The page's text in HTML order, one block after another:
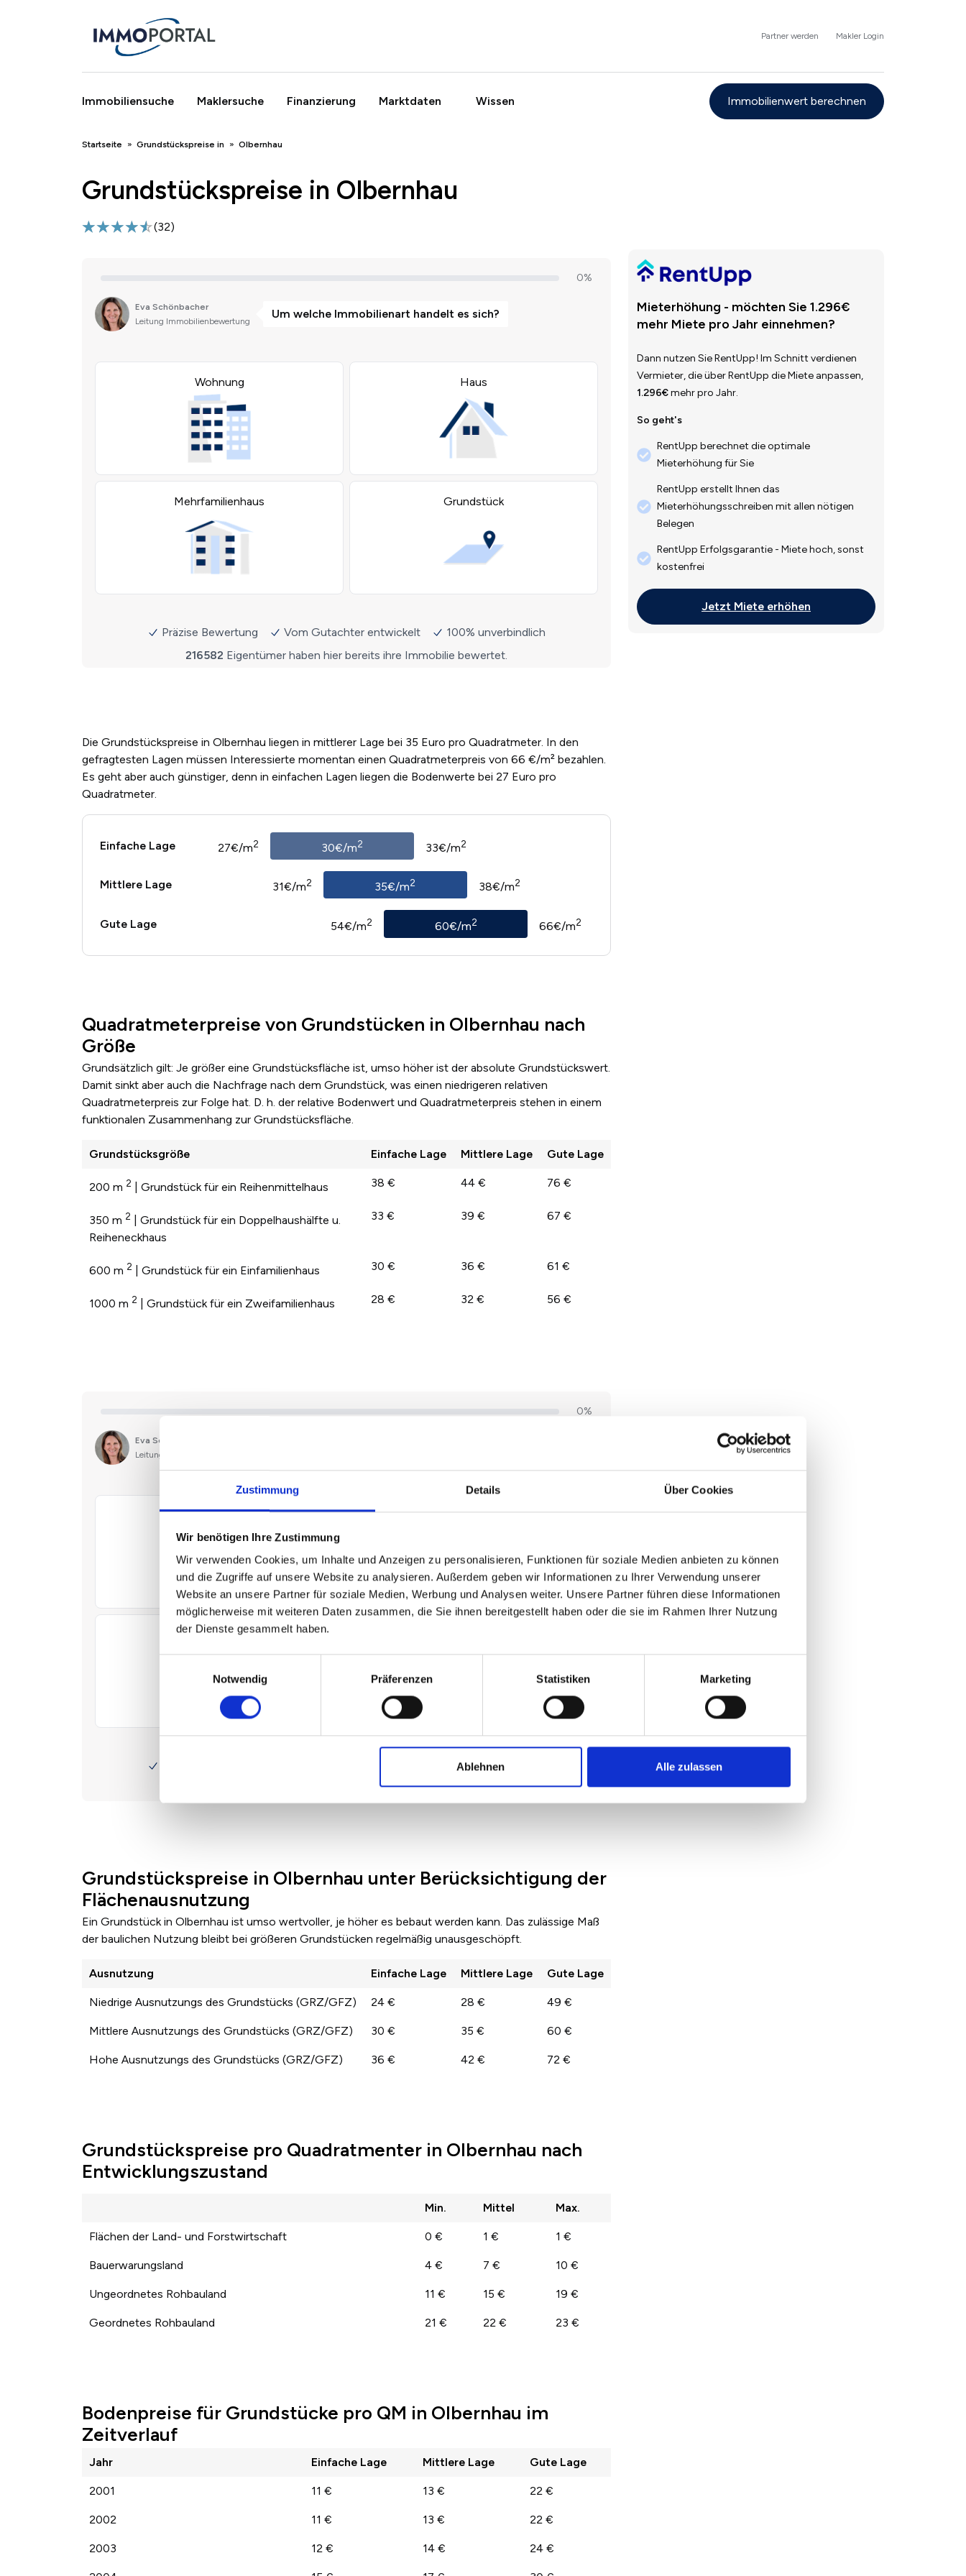
Zustimmung Details Über Cookies
Wir benötigen Ihre Zustimmung
Wir verwenden Cookies, um Inhalte und Anzeigen zu personalisieren, Funktionen für soziale Medien anbieten zu können
und die Zugriffe auf unsere Website zu analysieren. Außerdem geben wir Informationen zu Ihrer Verwendung unserer
Website an unsere Partner für soziale Medien, Werbung und Analysen weiter. Unsere Partner führen diese Informationen
möglicherweise mit weiteren Daten zusammen, die Sie ihnen bereitgestellt haben oder die sie im Rahmen Ihrer Nutzung
der Dienste gesammelt haben.
Notwendig
Präferenzen Statistiken Marketing
Ablehnen Alle zulassen
Partner werden Makler Login
Immobiliensuche Maklersuche Finanzierung Marktdaten Wissen Immobilienwert berechnen
Breadcrumb
Startseite Grundstückspreise in Olbernhau
Grundstückspreise in Olbernhau
(32)
Die Grundstückspreise in Olbernhau liegen in mittlerer Lage bei 35 Euro pro Quadratmeter. In den
gefragtesten Lagen müssen Interessierte momentan einen Quadratmeterpreis von 66 €/m² bezahlen.
Es geht aber auch günstiger, denn in einfachen Lagen liegen die Bodenwerte bei 27 Euro pro
Quadratmeter.
Einfache Lage 27€/m2 30€/m2 33€/m2
Mittlere Lage 31€/m2 35€/m2 38€/m2
Gute Lage 54€/m2 60€/m2 66€/m2
Quadratmeterpreise von Grundstücken in Olbernhau nach
Größe
Grundsätzlich gilt: Je größer eine Grundstücksfläche ist, umso höher ist der absolute Grundstückswert.
Damit sinkt aber auch die Nachfrage nach dem Grundstück, was einen niedrigeren relativen
Quadratmeterpreis zur Folge hat. D. h. der relative Bodenwert und Quadratmeterpreis stehen in einem
funktionalen Zusammenhang zur Grundstücksfläche.
Grundstücksgröße Einfache Lage Mittlere Lage Gute Lage
200 m 2 | Grundstück für ein Reihenmittelhaus 38 € 44 € 76 €
350 m 2
| Grundstück für ein Doppelhaushälfte u.
Reiheneckhaus
33 € 39 € 67 €
600 m 2 | Grundstück für ein Einfamilienhaus 30 € 36 € 61 €
1000 m 2 | Grundstück für ein Zweifamilienhaus 28 € 32 € 56 €
Grundstückspreise in Olbernhau unter Berücksichtigung der
Flächenausnutzung
Ein Grundstück in Olbernhau ist umso wertvoller, je höher es bebaut werden kann. Das zulässige Maß
der baulichen Nutzung bleibt bei größeren Grundstücken regelmäßig unausgeschöpft.
Ausnutzung Einfache Lage Mittlere Lage Gute Lage
Niedrige Ausnutzungs des Grundstücks (GRZ/GFZ) 24 € 28 € 49 €
Mittlere Ausnutzungs des Grundstücks (GRZ/GFZ) 30 € 35 € 60 €
Hohe Ausnutzungs des Grundstücks (GRZ/GFZ) 36 € 42 € 72 €
Grundstückspreise pro Quadratmenter in Olbernhau nach
Entwicklungszustand
Min. Mittel Max.
Flächen der Land- und Forstwirtschaft 0 € 1 € 1 €
Bauerwarungsland 4 € 7 € 10 €
Ungeordnetes Rohbauland 11 € 15 € 19 €
Geordnetes Rohbauland 21 € 22 € 23 €
Bodenpreise für Grundstücke pro QM in Olbernhau im
Zeitverlauf
Jahr Einfache Lage Mittlere Lage Gute Lage
2001 11 € 13 € 22 €
2002 11 € 13 € 22 €
2003 12 € 14 € 24 €
Mieterhöhung - möchten Sie 1.296€
mehr Miete pro Jahr einnehmen?
Dann nutzen Sie RentUpp! Im Schnitt verdienen
Vermieter, die über RentUpp die Miete anpassen,
1.296€mehr pro Jahr.
So geht's
RentUpp berechnet die optimale
Mieterhöhung für Sie
RentUpp erstellt Ihnen das
Mieterhöhungsschreiben mit allen nötigen
Belegen
RentUpp Erfolgsgarantie - Miete hoch, sonst
kostenfrei
Jetzt Miete erhöhen